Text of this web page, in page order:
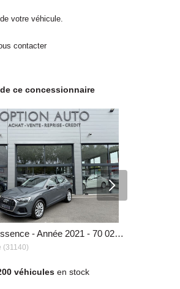
votre véhicule.
contacter
ce concessionnaire
Berline - Essence - Année 2021 - 70 021 km, 25 990 €
(31140)
véhiculesen stock